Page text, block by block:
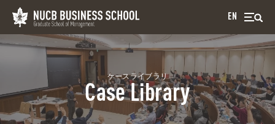
EN
ケースライブラリ
Case Library